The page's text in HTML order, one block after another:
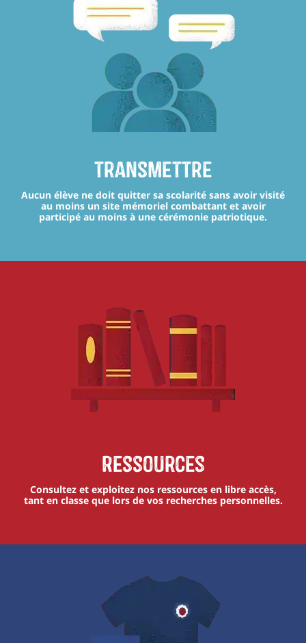
transmettre
Aucun élève ne doit quitter sa scolarité sans avoir visité
au moins un site mémoriel combattant et avoir
participé au moins à une cérémonie patriotique.
Ressources
Consultez et exploitez nos ressources en libre accès,
tant en classe que lors de vos recherches personnelles.